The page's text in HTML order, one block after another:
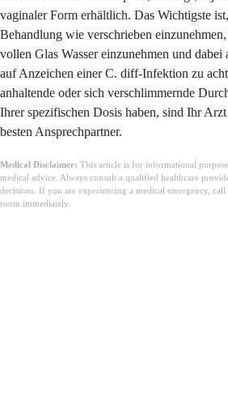
vaginaler Form erhältlich. Das Wichtigste
Behandlung wie verschrieben
vollen Glas Wasser einzunehmen und dabei
auf Anzeichen einer C. diff-Infektion zu
anhaltende oder sich verschlimmernde
Ihrer spezifischen Dosis haben, sind Ihr
besten Ansprechpartner.
Medical Disclaimer: This article is for informational
medical advice. Always consult a qualified healthcare
decisions. If you are experiencing a medical emergency,
room immediately.